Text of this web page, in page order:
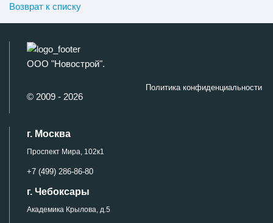
Возврат к списку
ООО "Новострой".
© 2009 - 2026
Политика конфиденциальности
г. Москва
Проспект Мира, 102к1
+7 (499) 286-86-80
г. Чебоксары
Академика Крылова, д.5